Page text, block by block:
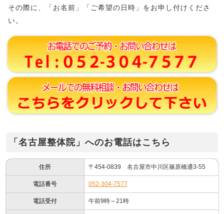
その際に、「お名前」「ご希望の日時」をお申し付けくださ
い。
「名古屋整体院」へのお電話はこちら
住所 〒454-0839 名古屋市中川区篠原橋通3-55
電話番号 052-304-7577
電話受付 午前9時～21時